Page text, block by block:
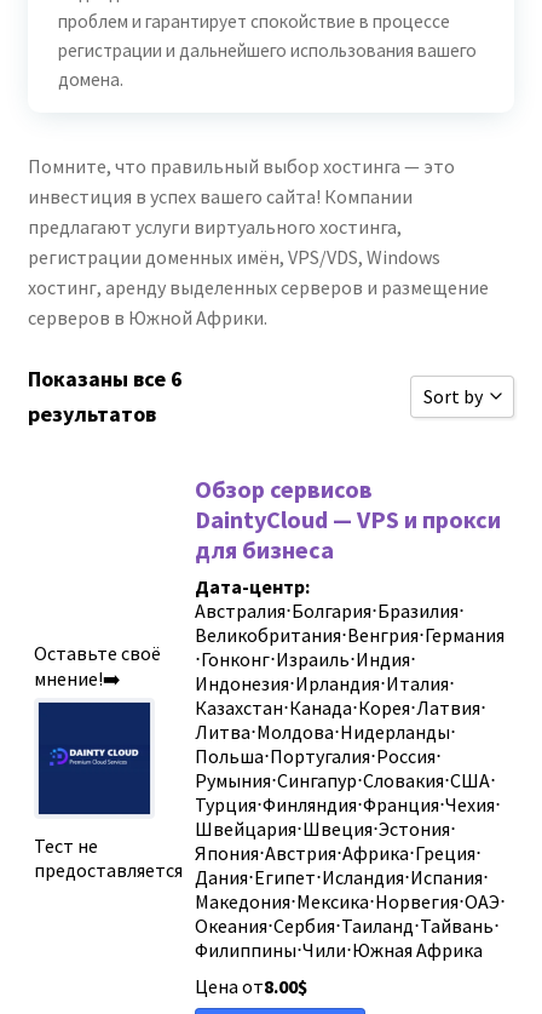
проблем и гарантирует спокойствие в процессе
регистрации и дальнейшего использования вашего
домена.
Помните, что правильный выбор хостинга — это
инвестиция в успех вашего сайта! Компании
предлагают услуги виртуального хостинга,
регистрации доменных имён, VPS/VDS, Windows
хостинг, аренду выделенных серверов и размещение
серверов в Южной Африки.
Показаны все 6
результатов
Sort by
Новые
Оставьте своё
мнение!➡️
Тест не
предоставляется
Обзор сервисов
DaintyCloud — VPS и прокси
для бизнеса
Дата-центр:
Австралия⋅Болгария⋅Бразилия⋅
Великобритания⋅Венгрия⋅Германия
⋅Гонконг⋅Израиль⋅Индия⋅
Индонезия⋅Ирландия⋅Италия⋅
Казахстан⋅Канада⋅Корея⋅Латвия⋅
Литва⋅Молдова⋅Нидерланды⋅
Польша⋅Португалия⋅Россия⋅
Румыния⋅Сингапур⋅Словакия⋅США⋅
Турция⋅Финляндия⋅Франция⋅Чехия⋅
Швейцария⋅Швеция⋅Эстония⋅
Япония⋅Австрия⋅Африка⋅Греция⋅
Дания⋅Египет⋅Исландия⋅Испания⋅
Македония⋅Мексика⋅Норвегия⋅ОАЭ⋅
Океания⋅Сербия⋅Таиланд⋅Тайвань⋅
Филиппины⋅Чили⋅Южная Африка
Цена от8.00$